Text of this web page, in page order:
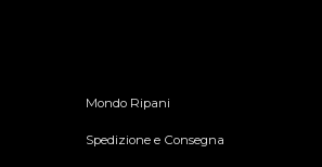
Mondo Ripani
Spedizione e Consegna